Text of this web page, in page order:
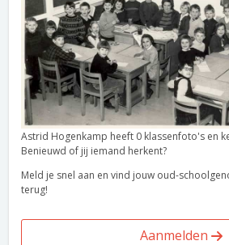
Astrid Hogenkamp heeft 0 klassenfoto's en
Benieuwd of jij iemand herkent?
Meld je snel aan en vind jouw oud-
terug!
Aanmelden